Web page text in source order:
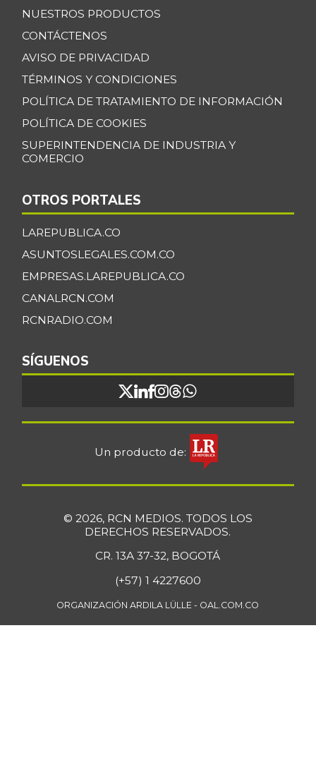
NUESTROS PRODUCTOS
CONTÁCTENOS
AVISO DE PRIVACIDAD
TÉRMINOS Y CONDICIONES
POLÍTICA DE TRATAMIENTO DE INFORMACIÓN
POLÍTICA DE COOKIES
SUPERINTENDENCIA DE INDUSTRIA Y
COMERCIO
OTROS PORTALES
LAREPUBLICA.CO
ASUNTOSLEGALES.COM.CO
EMPRESAS.LAREPUBLICA.CO
CANALRCN.COM
RCNRADIO.COM
SÍGUENOS
Un producto de:
© 2026, RCN MEDIOS. TODOS LOS
DERECHOS RESERVADOS.
CR. 13A 37-32, BOGOTÁ
(+57) 1 4227600
ORGANIZACIÓN ARDILA LÜLLE - OAL.COM.CO